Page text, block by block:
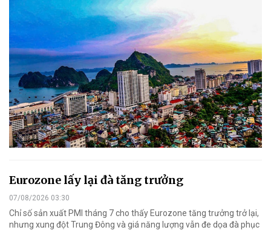
Eurozone lấy lại đà tăng trưởng
07/08/2026 03:30
Chỉ số sản xuất PMI tháng 7 cho thấy Eurozone tăng trưởng trở lại,
nhưng xung đột Trung Đông và giá năng lượng vẫn đe dọa đà phục